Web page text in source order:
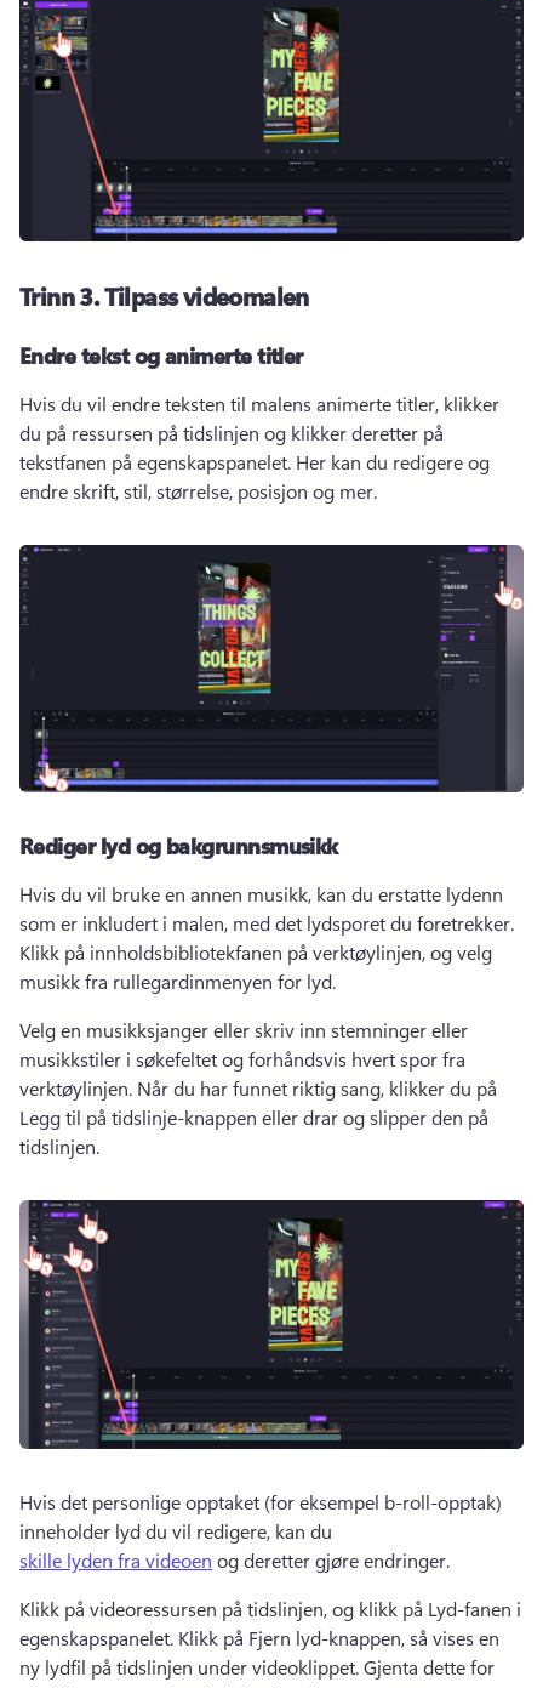
Trinn 3.Tilpass videomalen
Endre tekst og animerte titler
Hvis du vil endre teksten til malens animerte titler, klikker
du på ressursen på tidslinjen og klikker deretter på
tekstfanen på egenskapspanelet. Her kan du redigere og
endre skrift, stil, størrelse, posisjon og mer.
Rediger lyd og bakgrunnsmusikk
Hvis du vil bruke en annen musikk, kan du erstatte lydenn
Klikk på innholdsbibliotekfanen på verktøylinjen, og velg
musikk fra rullegardinmenyen for lyd.
Velg en musikksjanger eller skriv inn stemninger eller
musikkstiler i søkefeltet og forhåndsvis hvert spor fra
verktøylinjen. Når du har funnet riktig sang, klikker du på
Legg til på tidslinje-knappen eller drar og slipper den på
tidslinjen.
Hvis det personlige opptaket (for eksempel b-roll-opptak)
inneholder lyd du vil redigere, kan du
skille lyden fra videoen og deretter gjøre endringer.
Klikk på videoressursen på tidslinjen, og klikk på Lyd-fanen i
egenskapspanelet. Klikk på Fjern lyd-knappen, så vises en
ny lydfil på tidslinjen under videoklippet. Gjenta dette for